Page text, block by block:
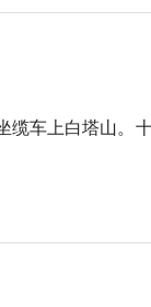
车上白塔山。